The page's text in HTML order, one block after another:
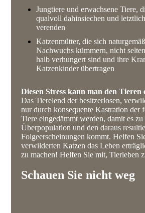
Jungtiere und erwachsene Tiere,
qualvoll dahinsiechen und
verenden
Katzenmütter, die sich
Nachwuchs kümmern, nicht
halb verhungert sind und ihre
Katzenkinder übertragen
Diesen Stress kann man den Tieren
Das Tierelend der besitzerlosen,
nur durch konsequente Kastration der
Tiere eingedämmt werden, damit es
Überpopulation und den daraus
Folgeerscheinungen kommt. Helfen
verwilderten Katzen das Leben
zu machen! Helfen Sie mit, Tierleben
Schauen Sie nicht weg